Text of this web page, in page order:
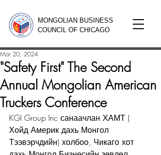
MONGOLIAN BUSINESS
COUNCIL OF CHICAGO
"Safety First" The Second
Annual Mongolian American
Truckers Conference
Mar 20, 2024
KGI Group Inc санаачлан ХАМТ (
Хойд Америк дахь Монгол
Тээвэрчдийн) холбоо, Чикаго хот